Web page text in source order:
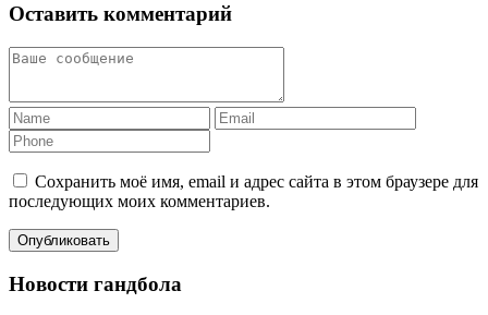
Оставить комментарий
Сохранить моё имя, email и адрес сайта в этом браузере для
последующих моих комментариев.
Новости гандбола